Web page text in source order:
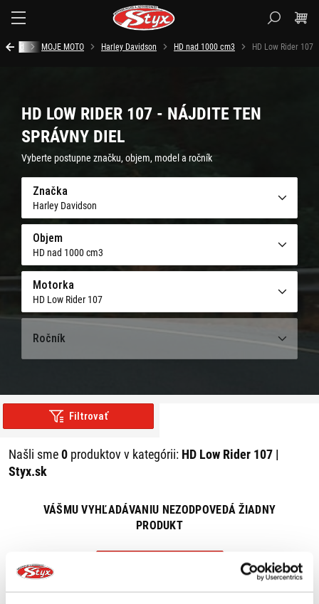
Úvod MOJE MOTO Harley Davidson HD nad 1000 cm3 HD Low Rider 107
HD LOW RIDER 107 - NÁJDITE TEN
SPRÁVNY DIEL
Vyberte postupne značku, objem, model a ročník
Značka
Harley Davidson
Objem
HD nad 1000 cm3
Motorka
HD Low Rider 107
Ročník
Filtrovať
Našli sme0 produktov v kategórii: HD Low Rider 107 |
Styx.sk
VÁŠMU VYHĽADÁVANIU NEZODPOVEDÁ ŽIADNY
PRODUKT